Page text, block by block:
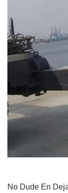
No Dude En